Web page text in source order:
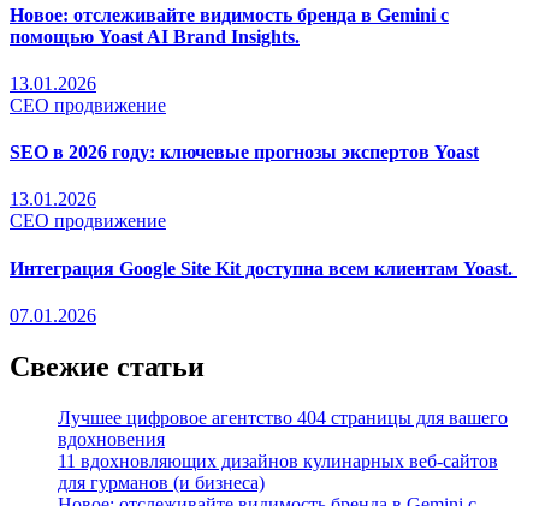
Новое: отслеживайте видимость бренда в Gemini с
помощью Yoast AI Brand Insights.
13.01.2026
СЕО продвижение
SEO в 2026 году: ключевые прогнозы экспертов Yoast
13.01.2026
СЕО продвижение
Интеграция Google Site Kit доступна всем клиентам Yoast.
07.01.2026
Свежие статьи
Лучшее цифровое агентство 404 страницы для вашего
вдохновения
11 вдохновляющих дизайнов кулинарных веб-сайтов
для гурманов (и бизнеса)